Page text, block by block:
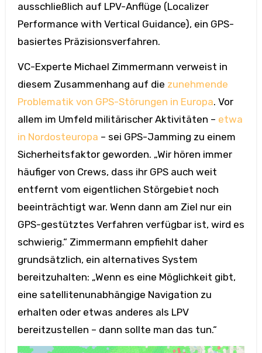
ausschließlich auf LPV-Anflüge (Localizer
Performance with Vertical Guidance), ein GPS-
basiertes Präzisionsverfahren.
VC-Experte Michael Zimmermann verweist in
diesem Zusammenhang auf die zunehmende
Problematik von GPS-Störungen in Europa. Vor
allem im Umfeld militärischer Aktivitäten – etwa
in Nordosteuropa – sei GPS-Jamming zu einem
Sicherheitsfaktor geworden. „Wir hören immer
häufiger von Crews, dass ihr GPS auch weit
entfernt vom eigentlichen Störgebiet noch
beeinträchtigt war. Wenn dann am Ziel nur ein
GPS-gestütztes Verfahren verfügbar ist, wird es
schwierig.“ Zimmermann empfiehlt daher
grundsätzlich, ein alternatives System
bereitzuhalten: „Wenn es eine Möglichkeit gibt,
eine satellitenunabhängige Navigation zu
erhalten oder etwas anderes als LPV
bereitzustellen – dann sollte man das tun.“